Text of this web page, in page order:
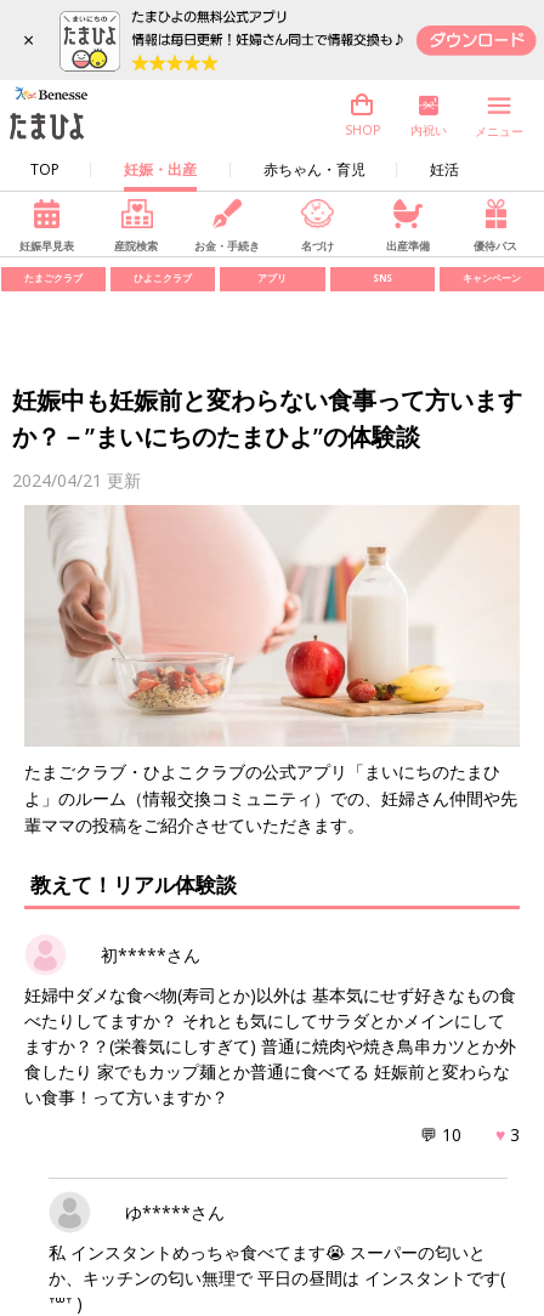
×
TOP 妊娠・出産 赤ちゃん・育児 妊活
SHOP 内祝い メニュー
妊娠早見表 産院検索 お金・手続き 名づけ 出産準備 優待パス
たまごクラブ ひよこクラブ アプリ SNS キャンペーン
妊娠中も妊娠前と変わらない食事って方います
か？－”まいにちのたまひよ”の体験談
2024/04/21 更新
たまごクラブ・ひよこクラブの公式アプリ「まいにちのたまひ
よ」のルーム（情報交換コミュニティ）での、妊婦さん仲間や先
輩ママの投稿をご紹介させていただきます。
教えて！リアル体験談
初*****さん
妊婦中ダメな食べ物(寿司とか)以外は 基本気にせず好きなもの食
べたりしてますか？ それとも気にしてサラダとかメインにして
ますか？？(栄養気にしすぎて) 普通に焼肉や焼き鳥串カツとか外
食したり 家でもカップ麺とか普通に食べてる 妊娠前と変わらな
い食事！って方いますか？
💬 10 ♥ 3
ゆ*****さん
私 インスタントめっちゃ食べてます😭 スーパーの匂いと
か、キッチンの匂い無理で 平日の昼間は インスタントです(
ᐪ꒳ᐪ )‬